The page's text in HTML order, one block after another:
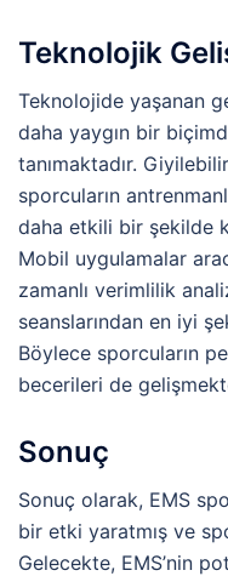
Teknolojik
Teknolojide yaşanan
daha yaygın bir
tanımaktadır.
sporcuların
daha etkili bir şekilde
Mobil uygulamalar
zamanlı verimlilik
seanslarından en iyi
Böylece sporcuların
becerileri de
Sonuç
Sonuç olarak, EMS
bir etki yaratmış ve
Gelecekte, EMS’nin